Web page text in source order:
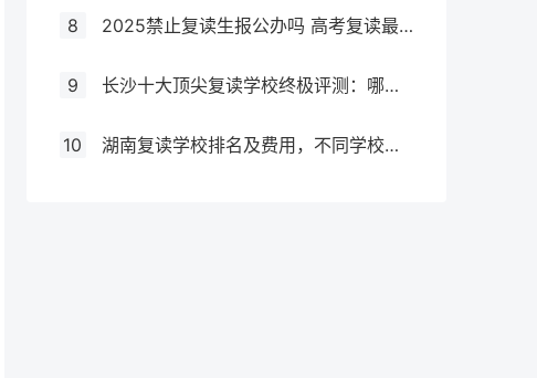
8 2025禁止复读生报公办吗 高考复读最新政策要求
9 长沙十大顶尖复读学校终极评测：哪所最适合你？
10 湖南复读学校排名及费用，不同学校价格参考